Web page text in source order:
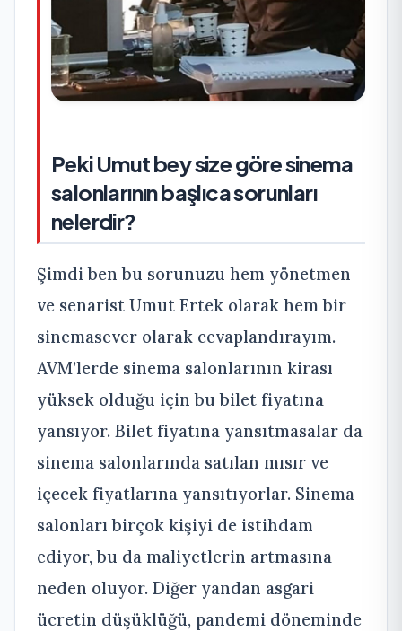
Peki Umut bey size göre sinema
salonlarının başlıca sorunları
nelerdir?
Şimdi ben bu sorunuzu hem yönetmen
ve senarist Umut Ertek olarak hem bir
sinemasever olarak cevaplandırayım.
AVM’lerde sinema salonlarının kirası
yüksek olduğu için bu bilet fiyatına
yansıyor. Bilet fiyatına yansıtmasalar da
sinema salonlarında satılan mısır ve
içecek fiyatlarına yansıtıyorlar. Sinema
salonları birçok kişiyi de istihdam
ediyor, bu da maliyetlerin artmasına
neden oluyor. Diğer yandan asgari
ücretin düşüklüğü, pandemi döneminde